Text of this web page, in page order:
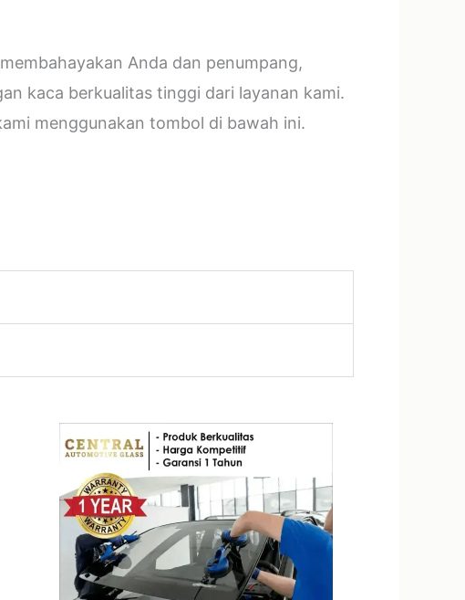
Anda dan penumpang,
kaca berkualitas tinggi dari layanan kami.
menggunakan tombol di bawah ini.